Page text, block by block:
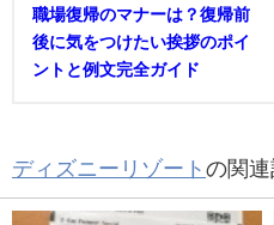
職場復帰のマナーは？復帰前
後に気をつけたい挨拶のポイ
ントと例文完全ガイド
ディズニーリゾート の関